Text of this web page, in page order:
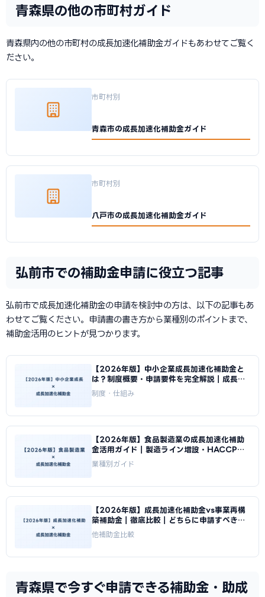
青森県の他の市町村ガイド
青森県内の他の市町村の成長加速化補助金ガイドもあわせてご覧く
ださい。
市町村別
青森市の成長加速化補助金ガイド
市町村別
八戸市の成長加速化補助金ガイド
弘前市での補助金申請に役立つ記事
弘前市で成長加速化補助金の申請を検討中の方は、以下の記事もあ
わせてご覧ください。申請書の書き方から業種別のポイントまで、
補助金活用のヒントが見つかります。
【2026年版】中小企業成長加速化補助金と
は？制度概要・申請要件を完全解説｜成長加
速化補助金ナビ
制度・仕組み
【2026年版】食品製造業の成長加速化補助
金活用ガイド｜製造ライン増設・HACCP対
応投資｜成長加速化補助金ナビ
業種別ガイド
【2026年版】成長加速化補助金vs事業再構
築補助金｜徹底比較｜どちらに申請すべきか
｜成長加速化補助金ナビ
他補助金比較
青森県で今すぐ申請できる補助金・助成